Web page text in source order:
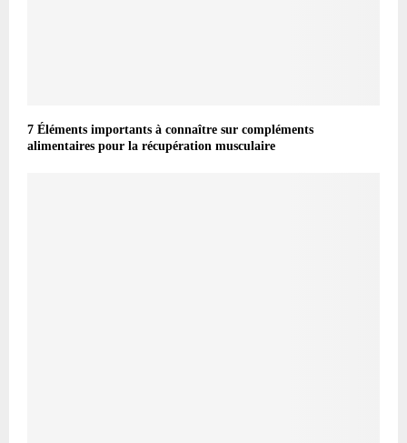
7 Éléments importants à connaître sur compléments
alimentaires pour la récupération musculaire